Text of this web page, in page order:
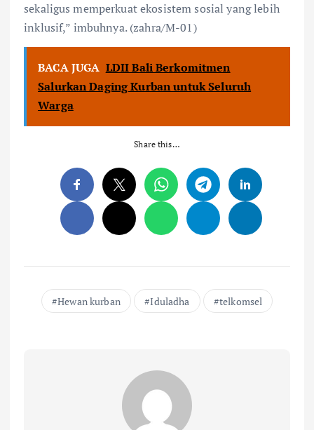
sekaligus memperkuat ekosistem sosial yang lebih
inklusif,” imbuhnya. (zahra/M-01)
BACA JUGA LDII Bali Berkomitmen
Salurkan Daging Kurban untuk Seluruh
Warga
Share this…
Hewan kurban Iduladha telkomsel